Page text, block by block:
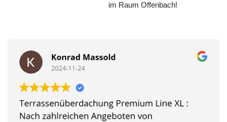
im Raum Offenbach!